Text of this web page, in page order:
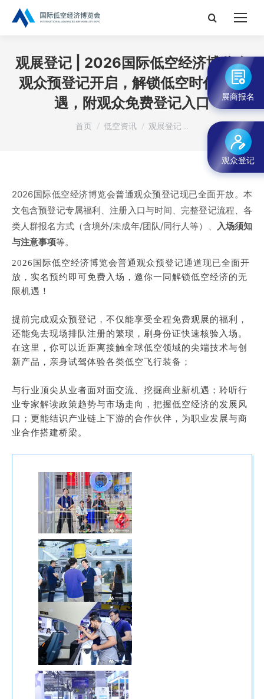
搜
观展登记 | 2026国际低空经济博览会
观众预登记开启，解锁低空时代新机
遇，附观众免费登记入口
您在这里：
首页 低空资讯 观展登记 …
2026国际低空经济博览会普通观众预登记现已全面开放。本
文包含预登记专属福利、注册入口与时间、完整登记流程、各
类人群报名方式（含境外/未成年/团队/同行人等）、 入场须知
与注意事项等。
2026国际低空经济博览会普通观众预登记通道现已全面开
放，实名预约即可免费入场，邀你一同解锁低空经济的无
限机遇！
提前完成观众预登记，不仅能享受全程免费观展的福利，
还能免去现场排队注册的繁琐，刷身份证快速核验入场。
在这里，你可以近距离接触全球低空领域的尖端技术与创
新产品，亲身试驾体验各类低空飞行装备；
与行业顶尖从业者面对面交流、挖掘商业新机遇；聆听行
业专家解读政策趋势与市场走向，把握低空经济的发展风
口；更能结识产业链上下游的合作伙伴，为职业发展与商
业合作搭建桥梁。
展商报名
观众登记